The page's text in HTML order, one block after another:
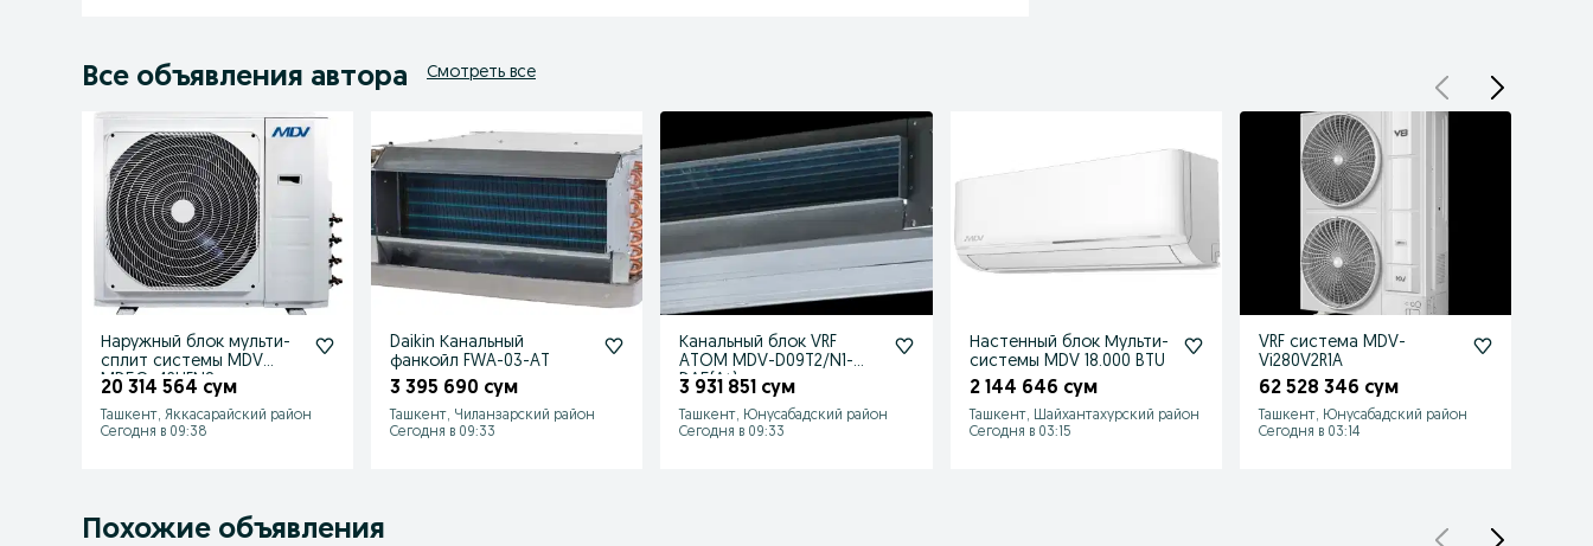
Все объявления автора Смотреть все
Наружный блок мульти-
сплит системы MDV
MD5O-42HFN8
20 314 564 сум
Ташкент, Яккасарайский район
Сегодня в 09:38
Daikin Канальный
фанкойл FWA-03-AT
3 395 690 сум
Ташкент, Чиланзарский район
Сегодня в 09:33
Канальный блок VRF
ATOM MDV-D09T2/N1-
DA5(At)
3 931 851 сум
Ташкент, Юнусабадский район
Сегодня в 09:33
Настенный блок Мульти-
системы MDV 18.000 BTU
2 144 646 сум
Ташкент, Шайхантахурский район
Сегодня в 03:15
VRF система MDV-
Vi280V2R1A
62 528 346 сум
Ташкент, Юнусабадский район
Сегодня в 03:14
Похожие объявления